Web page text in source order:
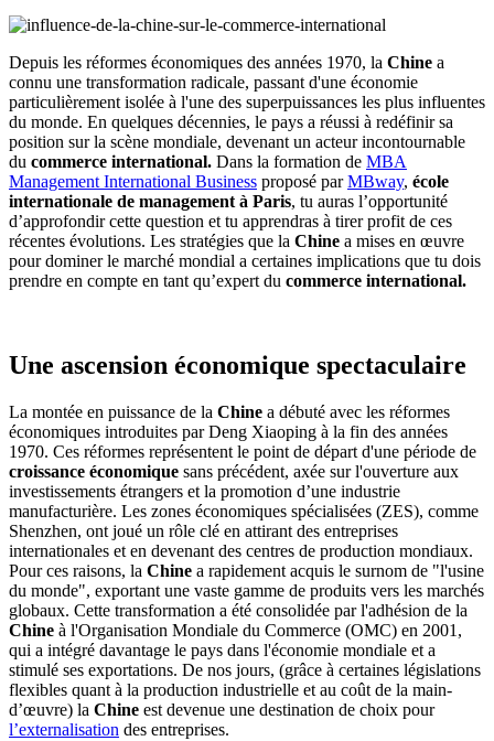
Depuis les réformes économiques des années 1970, la Chine a
connu une transformation radicale, passant d'une économie
particulièrement isolée à l'une des superpuissances les plus influentes
du monde. En quelques décennies, le pays a réussi à redéfinir sa
position sur la scène mondiale, devenant un acteur incontournable
du commerce international. Dans la formation de MBA
Management International Business proposé parMBway, école
internationale de management à Paris, tu auras l’opportunité
d’approfondir cette question et tu apprendras à tirer profit de ces
récentes évolutions. Les stratégies que la Chine a mises en œuvre
pour dominer le marché mondial a certaines implications que tu dois
prendre en compte en tant qu’expert du commerce international.
Une ascension économique spectaculaire
La montée en puissance de la Chine a débuté avec les réformes
économiques introduites par Deng Xiaoping à la fin des années
1970. Ces réformes représentent le point de départ d'une période de
croissance économique sans précédent, axée sur l'ouverture aux
investissements étrangers et la promotion d’une industrie
manufacturière. Les zones économiques spécialisées (ZES), comme
Shenzhen, ont joué un rôle clé en attirant des entreprises
internationales et en devenant des centres de production mondiaux.
Pour ces raisons, la Chine a rapidement acquis le surnom de "l'usine
du monde", exportant une vaste gamme de produits vers les marchés
globaux. Cette transformation a été consolidée par l'adhésion de la
Chine à l'Organisation Mondiale du Commerce (OMC) en 2001,
qui a intégré davantage le pays dans l'économie mondiale et a
stimulé ses exportations. De nos jours, (grâce à certaines législations
flexibles quant à la production industrielle et au coût de la main-
d’œuvre) la Chine est devenue une destination de choix pour
l’externalisation des entreprises.